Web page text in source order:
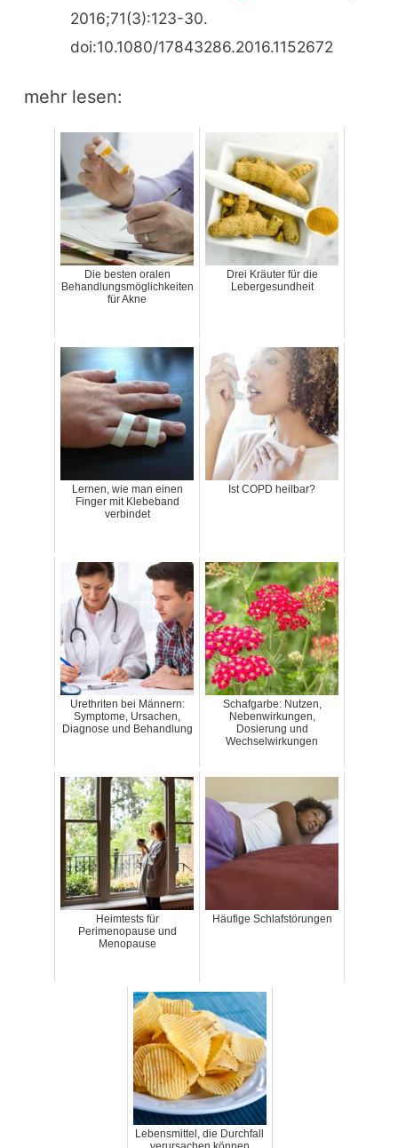
2016;71(3):123-30.
doi:10.1080/17843286.2016.1152672
mehr lesen:
Die besten oralen
Behandlungsmöglichkeiten
für Akne
Drei Kräuter für die
Lebergesundheit
Lernen, wie man einen
Finger mit Klebeband
verbindet
Ist COPD heilbar?
Urethriten bei Männern:
Symptome, Ursachen,
Diagnose und Behandlung
Schafgarbe: Nutzen,
Nebenwirkungen,
Dosierung und
Wechselwirkungen
Heimtests für
Perimenopause und
Menopause
Häufige Schlafstörungen
Lebensmittel, die Durchfall